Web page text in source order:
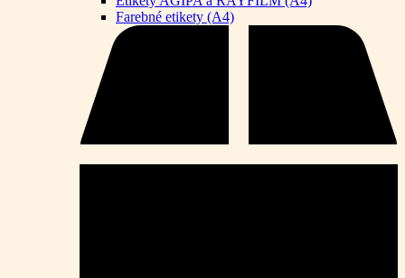
Farebné etikety (A4)